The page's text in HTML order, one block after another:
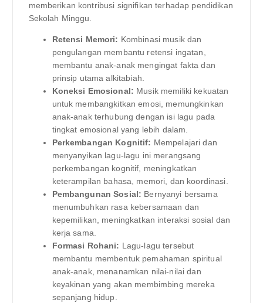
memberikan kontribusi signifikan terhadap pendidikan
Sekolah Minggu.
Retensi Memori: Kombinasi musik dan
pengulangan membantu retensi ingatan,
membantu anak-anak mengingat fakta dan
prinsip utama alkitabiah.
Koneksi Emosional: Musik memiliki kekuatan
untuk membangkitkan emosi, memungkinkan
anak-anak terhubung dengan isi lagu pada
tingkat emosional yang lebih dalam.
Perkembangan Kognitif: Mempelajari dan
menyanyikan lagu-lagu ini merangsang
perkembangan kognitif, meningkatkan
keterampilan bahasa, memori, dan koordinasi.
Pembangunan Sosial: Bernyanyi bersama
menumbuhkan rasa kebersamaan dan
kepemilikan, meningkatkan interaksi sosial dan
kerja sama.
Formasi Rohani: Lagu-lagu tersebut
membantu membentuk pemahaman spiritual
anak-anak, menanamkan nilai-nilai dan
keyakinan yang akan membimbing mereka
sepanjang hidup.